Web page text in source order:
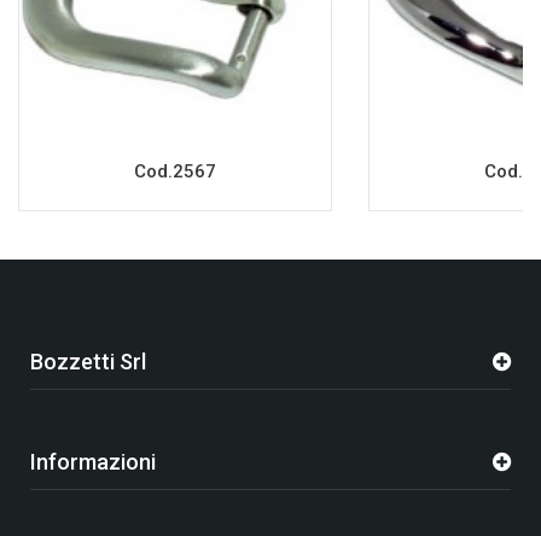
Cod.2567
Bozzetti Srl
Informazioni